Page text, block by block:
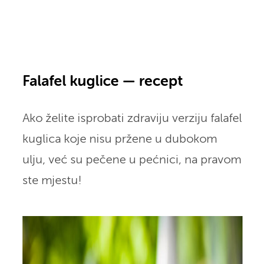
Falafel kuglice — recept
Ako želite isprobati zdraviju verziju falafel
kuglica koje nisu pržene u dubokom
ulju, već su pečene u pećnici, na pravom
ste mjestu!